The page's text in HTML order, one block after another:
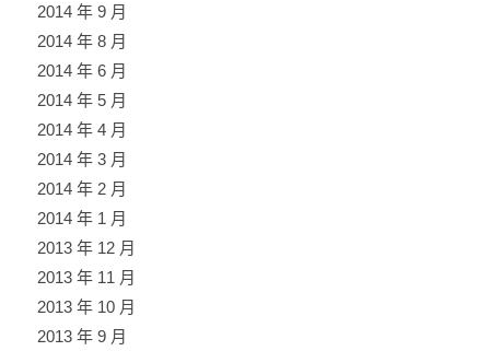
2014 年 9 月
2014 年 8 月
2014 年 6 月
2014 年 5 月
2014 年 4 月
2014 年 3 月
2014 年 2 月
2014 年 1 月
2013 年 12 月
2013 年 11 月
2013 年 10 月
2013 年 9 月